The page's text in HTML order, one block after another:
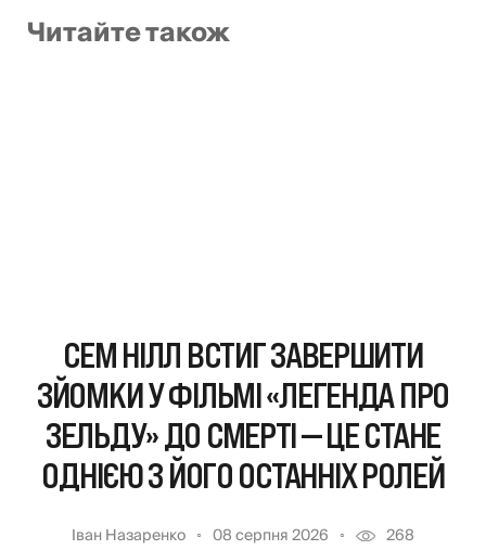
Читайте також
СЕМ НІЛЛ ВСТИГ ЗАВЕРШИТИ
ЗЙОМКИ У ФІЛЬМІ «ЛЕГЕНДА ПРО
ЗЕЛЬДУ» ДО СМЕРТІ — ЦЕ СТАНЕ
ОДНІЄЮ З ЙОГО ОСТАННІХ РОЛЕЙ
Іван Назаренко 08 серпня 2026 268